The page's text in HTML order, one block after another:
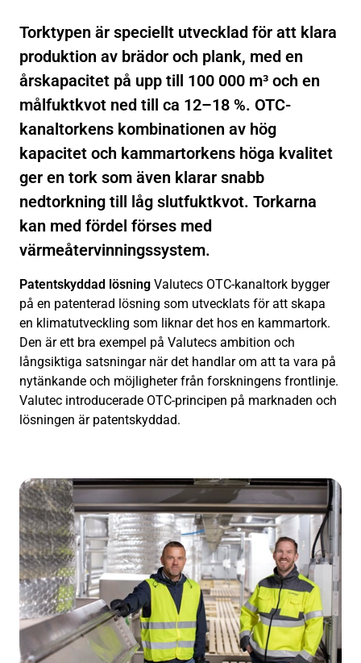
Torktypen är speciellt utvecklad för att klara
produktion av brädor och plank, med en
årskapacitet på upp till 100 000 m³ och en
målfuktkvot ned till ca 12–18 %. OTC-
kanaltorkens kombinationen av hög
kapacitet och kammartorkens höga kvalitet
ger en tork som även klarar snabb
nedtorkning till låg slutfuktkvot. Torkarna
kan med fördel förses med
värmeåtervinningssystem.
Patentskyddad lösning Valutecs OTC-kanaltork bygger
på en patenterad lösning som utvecklats för att skapa
en klimatutveckling som liknar det hos en kammartork.
Den är ett bra exempel på Valutecs ambition och
långsiktiga satsningar när det handlar om att ta vara på
nytänkande och möjligheter från forskningens frontlinje.
Valutec introducerade OTC-principen på marknaden och
lösningen är patentskyddad.